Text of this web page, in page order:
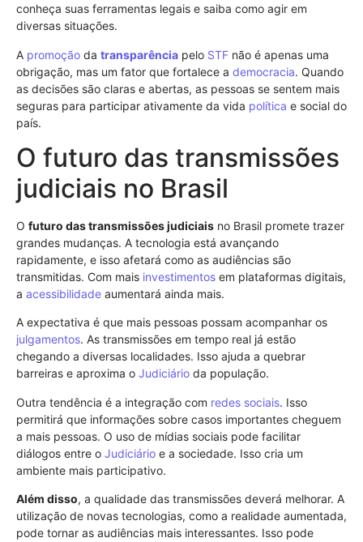
conheça suas ferramentas legais e saiba como agir em
diversas situações.
A promoção da transparência pelo STF não é apenas uma
obrigação, mas um fator que fortalece a democracia. Quando
as decisões são claras e abertas, as pessoas se sentem mais
seguras para participar ativamente da vida política e social do
país.
O futuro das transmissões
judiciais no Brasil
O futuro das transmissões judiciais no Brasil promete trazer
grandes mudanças. A tecnologia está avançando
rapidamente, e isso afetará como as audiências são
transmitidas. Com mais investimentos em plataformas digitais,
a acessibilidade aumentará ainda mais.
A expectativa é que mais pessoas possam acompanhar os
julgamentos. As transmissões em tempo real já estão
chegando a diversas localidades. Isso ajuda a quebrar
barreiras e aproxima o Judiciário da população.
Outra tendência é a integração com redes sociais. Isso
permitirá que informações sobre casos importantes cheguem
a mais pessoas. O uso de mídias sociais pode facilitar
diálogos entre o Judiciário e a sociedade. Isso cria um
ambiente mais participativo.
Além disso, a qualidade das transmissões deverá melhorar. A
utilização de novas tecnologias, como a realidade aumentada,
pode tornar as audiências mais interessantes. Isso pode